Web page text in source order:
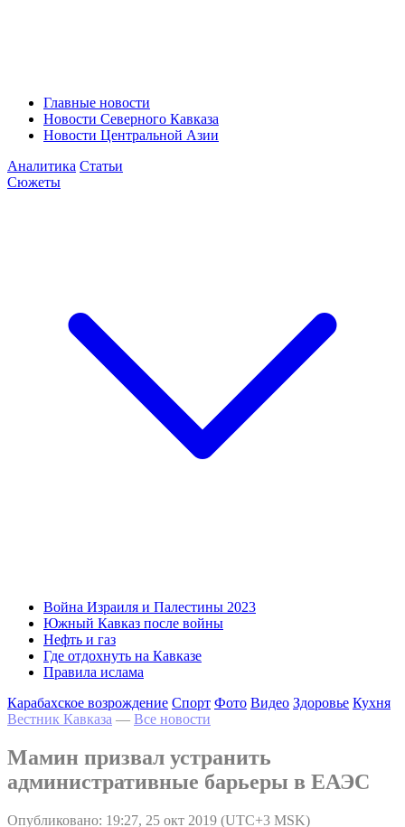
Главные новости
Новости Северного Кавказа
Новости Центральной Азии
Аналитика Статьи
Сюжеты
Война Израиля и Палестины 2023
Южный Кавказ после войны
Нефть и газ
Где отдохнуть на Кавказе
Правила ислама
Карабахское возрождение Спорт Фото Видео Здоровье Кухня
Вестник Кавказа — Все новости
Мамин призвал устранить
административные барьеры в ЕАЭС
Опубликовано: 19:27, 25 окт 2019 (UTC+3 MSK)